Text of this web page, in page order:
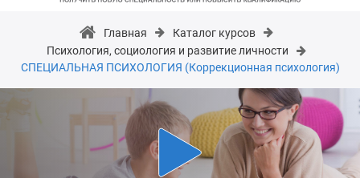
Главная
Каталог курсов
Психология, социология и развитие личности
СПЕЦИАЛЬНАЯ ПСИХОЛОГИЯ (Коррекционная психология)